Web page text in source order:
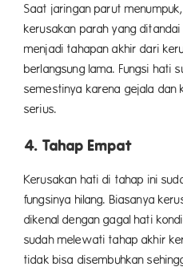
Saat jaringan parut
kerusakan parah yang
menjadi tahapan akhir dari
berlangsung lama. Fungsi hati
semestinya karena gejala dan
serius.
4. Tahap Empat
Kerusakan hati di tahap ini
fungsinya hilang. Biasanya
dikenal dengan gagal hati
sudah melewati tahap akhir
tidak bisa disembuhkan